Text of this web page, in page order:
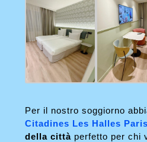
Per il nostro soggiorno
Citadines Les Halles Paris
della città perfetto per chi